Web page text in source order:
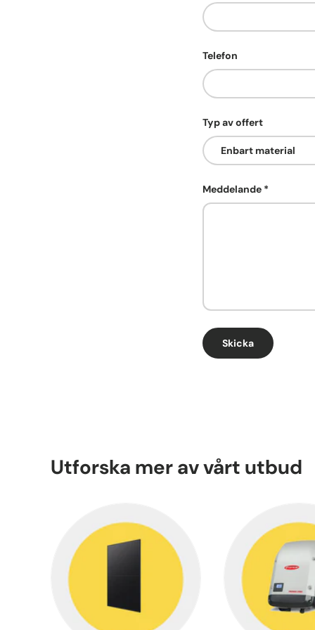
Telefon
Typ av offert
Meddelande
Skicka
Utforska mer av vårt utbud